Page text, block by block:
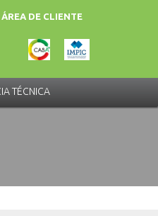
ÁREA DE CLIENTE
TÉCNICA